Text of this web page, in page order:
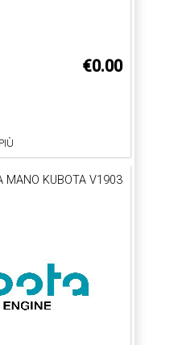
€0.00
PIÙ
MANO KUBOTA V1903